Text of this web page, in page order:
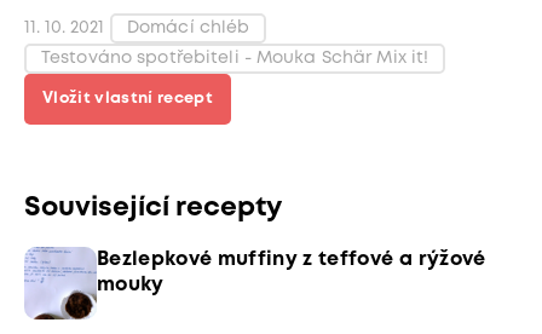
11. 10. 2021 Domácí chléb
Testováno spotřebiteli - Mouka Schär Mix it!
Vložit vlastní recept
Související recepty
Bezlepkové muffiny z teffové a rýžové
mouky